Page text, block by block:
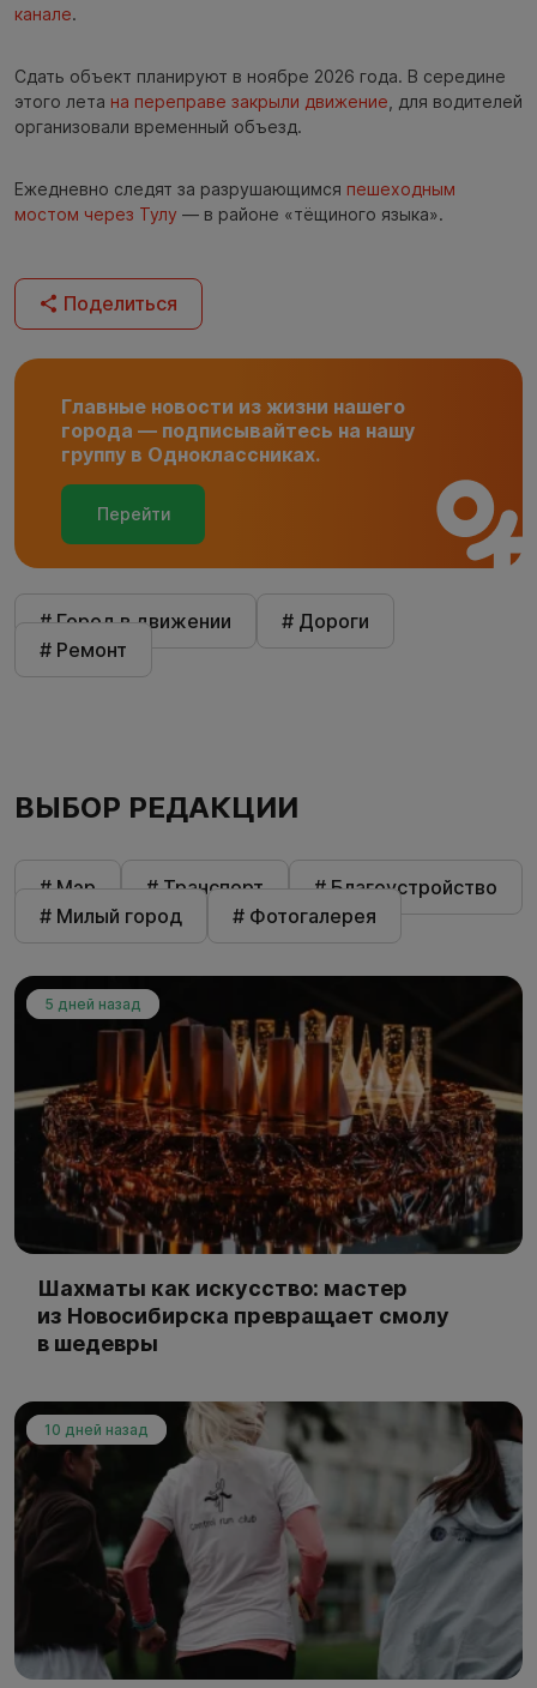
канале.
Сдать объект планируют в ноябре 2026 года. В середине
этого лета на переправе закрыли движение , для водителей
организовали временный объезд.
Ежедневно следят за разрушающимся пешеходным
мостом через Тулу — в районе «тёщиного языка».
Поделиться
Главные новости из жизни нашего
города — подписывайтесь на нашу
группу в Одноклассниках.
Перейти
# Город в движении
# Дороги
# Ремонт
ВЫБОР РЕДАКЦИИ
# Мэр # Транспорт
# Благоустройство
# Милый город
# Фотогалерея
5 дней назад
Шахматы как искусство: мастер
из Новосибирска превращает смолу
в шедевры
10 дней назад